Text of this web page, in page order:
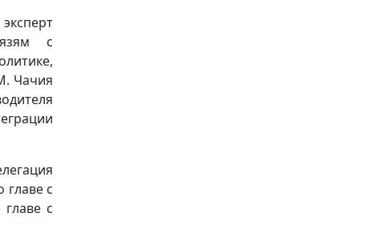
с
Чачия
с
с